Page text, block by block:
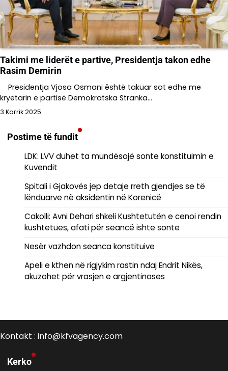
Takimi me liderët e partive, Presidentja takon edhe
Rasim Demirin
Presidentja Vjosa Osmani është takuar sot edhe me
kryetarin e partisë Demokratska Stranka…
3 Korrik 2025
Postime të fundit
LDK: LVV duhet ta mundësojë sonte konstituimin e
Kuvendit
Spitali i Gjakovës jep detaje rreth gjendjes se të
lënduarve në aksidentin në Korenicë
Cakolli: Avni Dehari shkeli Kushtetutën e cenoi rendin
kushtetues, afati për seancë ishte sonte
Nesër vazhdon seanca konstituive
Apeli e kthen në rigjykim rastin ndaj Endrit Nikës,
akuzohet për vrasjen e argjentinases
Kontakt : info@kfvagency.com
Kerko